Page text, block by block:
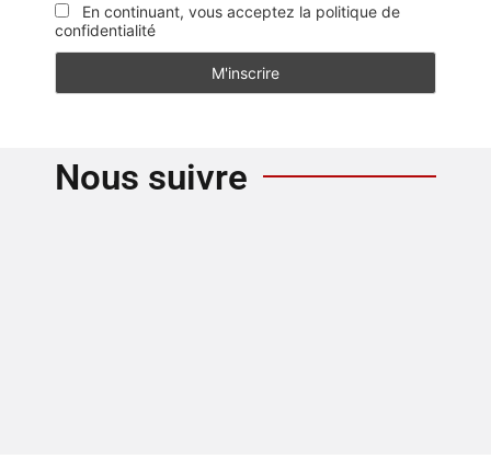
En continuant, vous acceptez la politique de
confidentialité
Nous suivre